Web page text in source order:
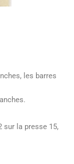
les barres
sur la presse 15,